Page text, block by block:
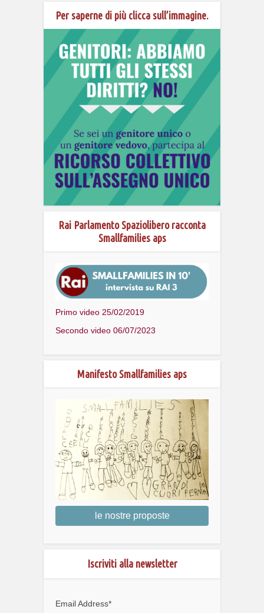
Per saperne di più clicca sull’immagine.
Rai Parlamento Spaziolibero racconta
Smallfamilies aps
Primo video 25/02/2019
Secondo video 06/07/2023
Manifesto Smallfamilies aps
le nostre proposte
Iscriviti alla newsletter
Email Address*